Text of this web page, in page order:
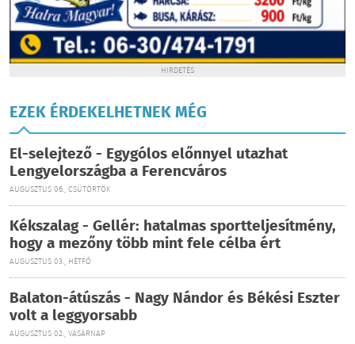
HIRDETÉS
EZEK ÉRDEKELHETNEK MÉG
El-selejtező - Egygólos előnnyel utazhat
Lengyelországba a Ferencváros
AUGUSZTUS 06., CSÜTÖRTÖK
Kékszalag - Gellér: hatalmas sportteljesítmény,
hogy a mezőny több mint fele célba ért
AUGUSZTUS 03., HÉTFŐ
Balaton-átúszás - Nagy Nándor és Békési Eszter
volt a leggyorsabb
AUGUSZTUS 02., VASÁRNAP